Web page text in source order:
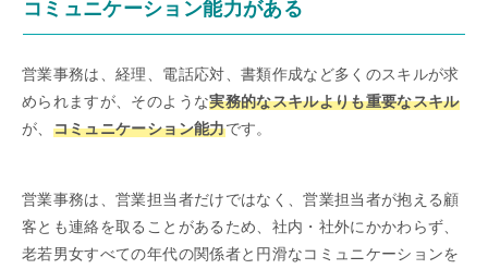
コミュニケーション能力がある
営業事務は、経理、電話応対、書類作成など多くのスキルが求
められますが、そのような実務的なスキルよりも重要なスキル
が、 コミュニケーション能力です。
営業事務は、営業担当者だけではなく、営業担当者が抱える顧
客とも連絡を取ることがあるため、社内・社外にかかわらず、
老若男女すべての年代の関係者と円滑なコミュニケーションを